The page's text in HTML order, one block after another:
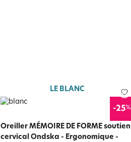
LE BLANC
-25%
Oreiller MÉMOIRE DE FORME soutien
cervical Ondska - Ergonomique -